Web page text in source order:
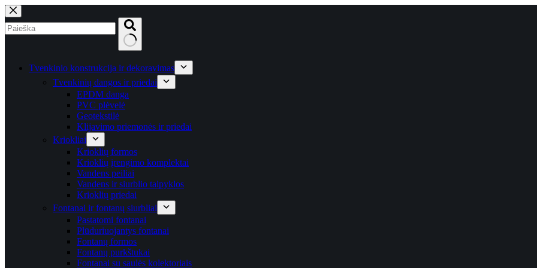
Skip
to
content
results Tvenkinio konstrukcija ir dekoravimas
Tvenkinių dangos ir priedai
EPDM danga
PVC plėvelė
Geotekstilė
Klijavimo priemonės ir priedai
Kriokliai
Krioklių formos
Krioklių įrengimo komplektai
Vandens peiliai
Vandens ir siurblio talpyklos
Krioklių priedai
Fontanai ir fontanų siurbliai
Pastatomi fontanai
Plūduriuojantys fontanai
Fontanų formos
Fontanų purkštukai
Fontanai su saulės kolektoriais